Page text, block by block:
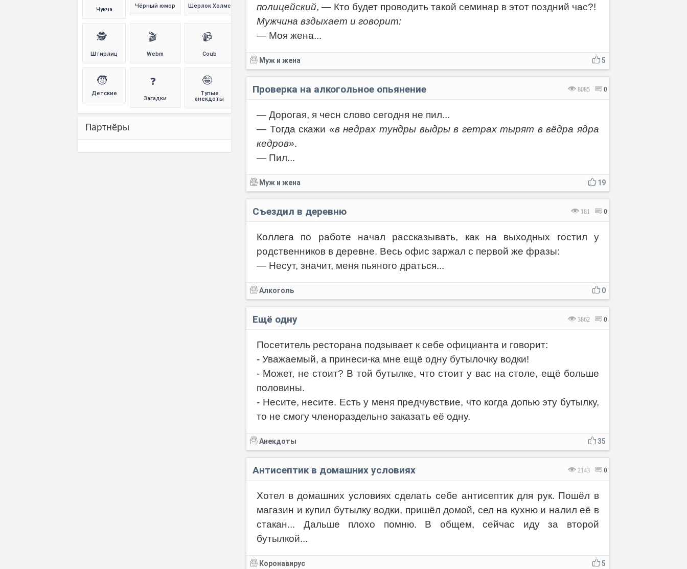
полицейский, — Кто будет проводить такой семинар в этот поздний час?!
Мужчина вздыхает и говорит:
— Моя жена...
5
Муж и жена
8085 0
Проверка на алкогольное опьянение
— Дорогая, я чесн слово сегодня не пил...
— Тогда скажи «в недрах тундры выдры в гетрах тырят в вёдра ядра
кедров».
— Пил...
19
Муж и жена
181 0
Съездил в деревню
Коллега по работе начал рассказывать, как на выходных гостил у
родственников в деревне. Весь офис заржал с первой же фразы:
— Несут, значит, меня пьяного драться...
0
Алкоголь
3862 0
Ещё одну
Посетитель ресторана подзывает к себе официанта и говорит:
- Уважаемый, а принеси-ка мне ещё одну бутылочку водки!
- Может, не стоит? В той бутылке, что стоит у вас на столе, ещё больше
половины.
- Несите, несите. Есть у меня предчувствие, что когда допью эту бутылку,
то не смогу членораздельно заказать её одну.
35
Анекдоты
2143 0
Антисептик в домашних условиях
Хотел в домашних условиях сделать себе антисептик для рук. Пошёл в
магазин и купил бутылку водки, пришёл домой, сел на кухню и налил её в
стакан... Дальше плохо помню. В общем, сейчас иду за второй
бутылкой...
5
Коронавирус
Чукча
Чёрный юмор Шерлок Холмс
🕵️
Штирлиц
🎬
Webm
📹
Coub
🧒
Детские
❓
Загадки
🤪
Тупые
анекдоты
Партнёры